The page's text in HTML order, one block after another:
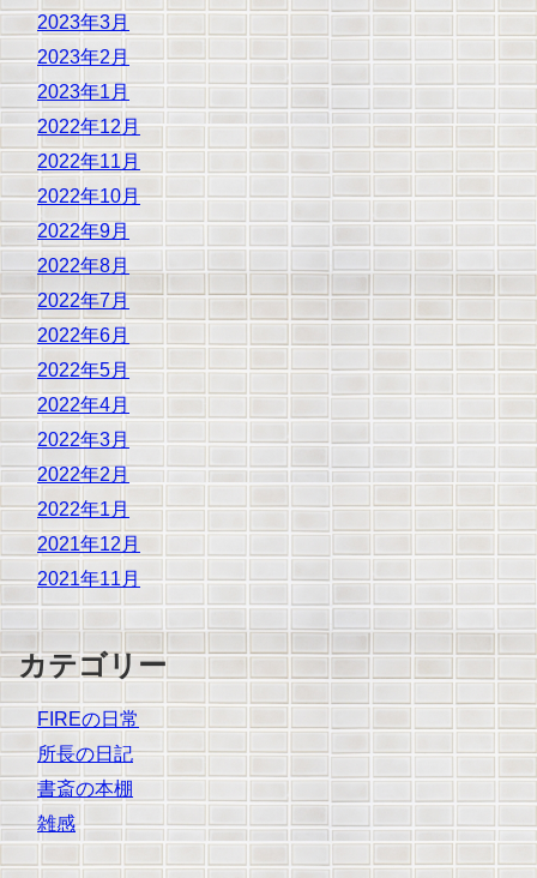
2023年3月
2023年2月
2023年1月
2022年12月
2022年11月
2022年10月
2022年9月
2022年8月
2022年7月
2022年6月
2022年5月
2022年4月
2022年3月
2022年2月
2022年1月
2021年12月
2021年11月
カテゴリー
FIREの日常
所長の日記
書斎の本棚
雑感